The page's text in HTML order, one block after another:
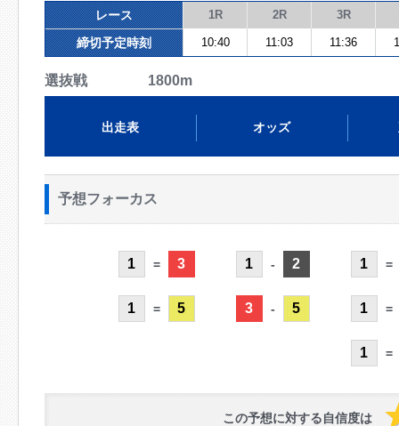
レース 1R 2R 3R
締切予定時刻 10:40 11:03 11:36
選抜戦 1800m
出走表 オッズ
予想フォーカス
1 = 3
1 = 5
1 - 2
3 - 5
1 =
1 =
1 =
この予想に対する自信度は